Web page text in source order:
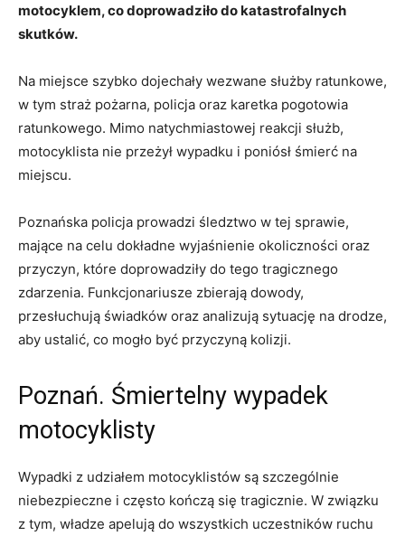
motocyklem, co doprowadziło do katastrofalnych
skutków.
Na miejsce szybko dojechały wezwane służby ratunkowe,
w tym straż pożarna, policja oraz karetka pogotowia
ratunkowego. Mimo natychmiastowej reakcji służb,
motocyklista nie przeżył wypadku i poniósł śmierć na
miejscu.
Poznańska policja prowadzi śledztwo w tej sprawie,
mające na celu dokładne wyjaśnienie okoliczności oraz
przyczyn, które doprowadziły do tego tragicznego
zdarzenia. Funkcjonariusze zbierają dowody,
przesłuchują świadków oraz analizują sytuację na drodze,
aby ustalić, co mogło być przyczyną kolizji.
Poznań. Śmiertelny wypadek
motocyklisty
Wypadki z udziałem motocyklistów są szczególnie
niebezpieczne i często kończą się tragicznie. W związku
z tym, władze apelują do wszystkich uczestników ruchu